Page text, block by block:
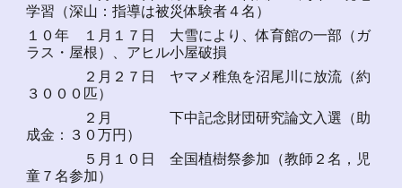
学習（深山：指導は被災体験者４名）
１０年 １月１７日 大雪により、体育館の一部（ガ
ラス・屋根）、アヒル小屋破損
２月２７日 ヤマメ稚魚を沼尾川に放流（約
３０００匹）
２月 下中記念財団研究論文入選（助
成金：３０万円）
５月１０日 全国植樹祭参加（教師２名，児
童７名参加）